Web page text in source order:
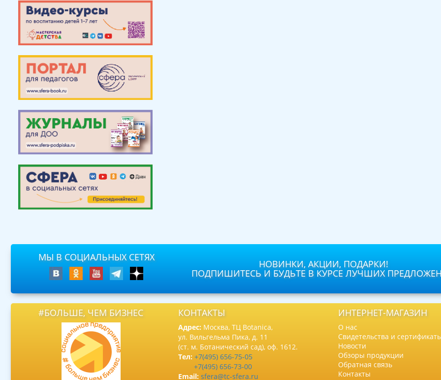
МЫ В СОЦИАЛЬНЫХ СЕТЯХ
НОВИНКИ, АКЦИИ, ПОДАРКИ!
ПОДПИШИТЕСЬ И БУДЬТЕ В КУРСЕ ЛУЧШИХ
#БОЛЬШЕ, ЧЕМ БИЗНЕС КОНТАКТЫ
Адрес: Москва, ТЦ Botanica,
ул. Вильгельма Пика, д. 11
(ст. м. Ботанический сад), оф. 1612.
Тел: +7(495) 656-75-05
+7(495) 656-73-00
Email: sfera@tc-sfera.ru
ИНТЕРНЕТ-МАГАЗИН
О нас
Свидетельства и
Новости
Обзоры продукции
Обратная связь
Контакты